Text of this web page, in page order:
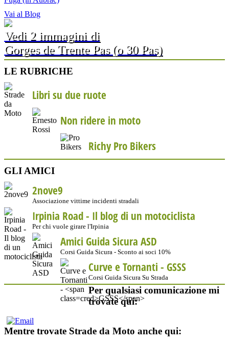
Vai al Blog
Vedi 2 immagini di
Gorges de Trente Pas (o 30 Pas)
LE RUBRICHE
Libri su due ruote
Non ridere in moto
Richy Pro Bikers
GLI AMICI
2nove9
Associazione vittime incidenti stradali
Irpinia Road - Il blog di un motociclista
Per chi vuole girare l'Irpinia
Amici Guida Sicura ASD
Corsi Guida Sicura - Sconto ai soci 10%
Curve e Tornanti - GSSS
Corsi Guida Sicura Su Strada
Per qualsiasi comunicazione mi
trovate qui:
Mentre trovate Strade da Moto anche qui: